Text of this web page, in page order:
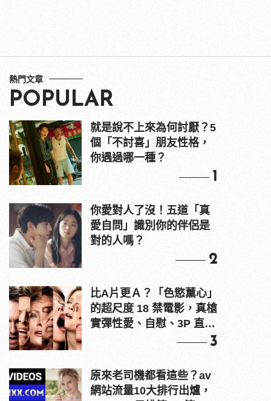
熱門文章
POPULAR
就是說不上來為何討厭？5
個「不討喜」朋友性格，
你遇過哪一種？
1
你愛對人了沒！五道「真
愛自問」識別你的伴侶是
對的人嗎？
2
比A片更Ａ？「色慾薰心」
的超尺度 18 禁電影，真槍
實彈性愛、自慰、3P 直接
3
原來老司機都看這些？av
網站流量10大排行出爐，